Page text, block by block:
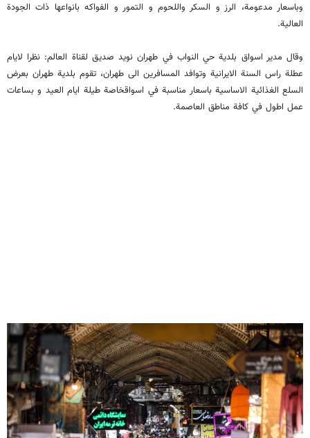
وباسعار مدعومة، الرز و السكر واللحوم و التمور و الفواكه بانواعها ذات الجودة
العالية.
وقال مدير اسواق بلدية حي النواب في طهران نويد صديق لقناة العالم: نظرا لايام
عطلة راس السنة الايرانية وتوافد المسافرين الى طهران، تقوم بلدية طهران بعرض
السلع الغذائية الاساسية باسعار مناسبة في اسواقخاصة طيلة ايام العيد و بساعات
عمل اطول في كافة مناطق العاصمة.